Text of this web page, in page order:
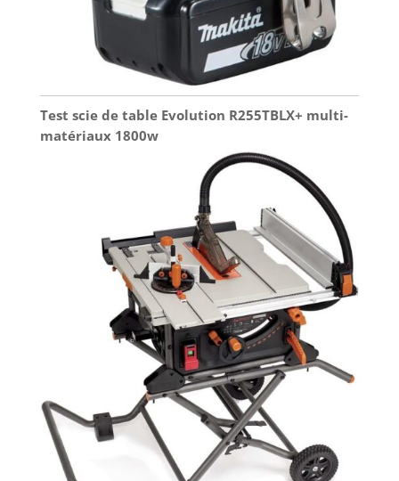
Test scie de table Evolution R255TBLX+ multi-
matériaux 1800w